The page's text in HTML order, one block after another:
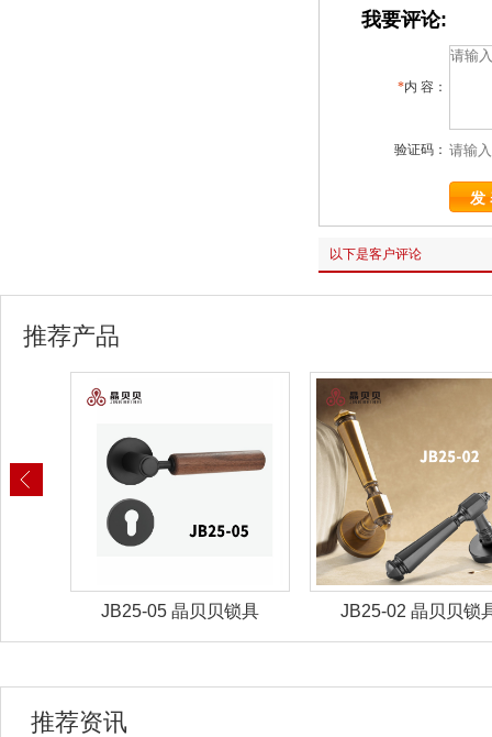
我要评论:
*内 容：
验证码：
以下是客户评论
推荐产品
JB25-02 晶贝贝锁具 JB25-01 晶贝贝锁
推荐资讯